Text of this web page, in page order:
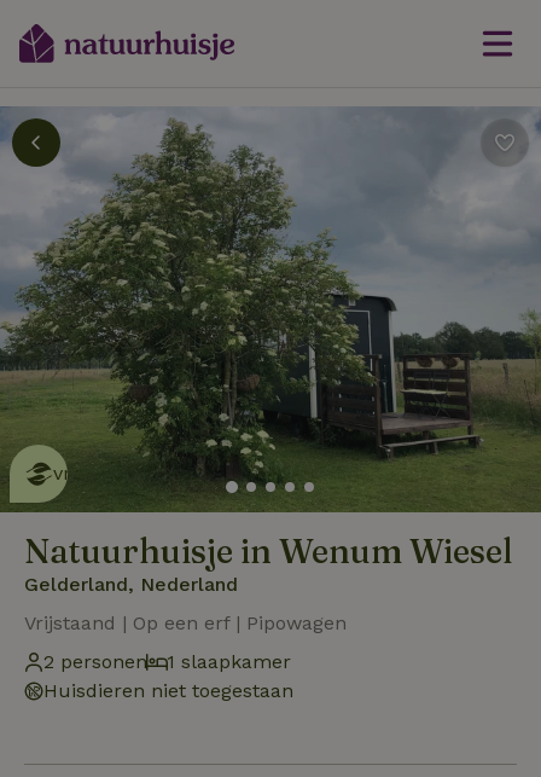
Dit natuurhuisje is eco-
vriendelijk lees meer
Natuurhuisje in Wenum Wiesel
Gelderland, Nederland
Vrijstaand | Op een erf | Pipowagen
2 personen
1 slaapkamer
Huisdieren niet toegestaan